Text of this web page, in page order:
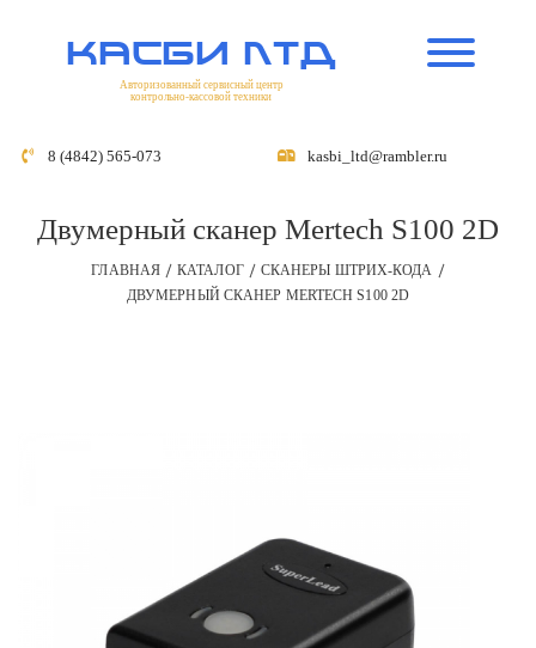
касби лтд
Авторизованный сервисный центр
контрольно-кассовой техники
8 (4842) 565-073 kasbi_ltd@rambler.ru
Двумерный сканер Mertech S100 2D
ГЛАВНАЯ КАТАЛОГ
СКАНЕРЫ ШТРИХ-КОДА
ДВУМЕРНЫЙ СКАНЕР MERTECH S100 2D